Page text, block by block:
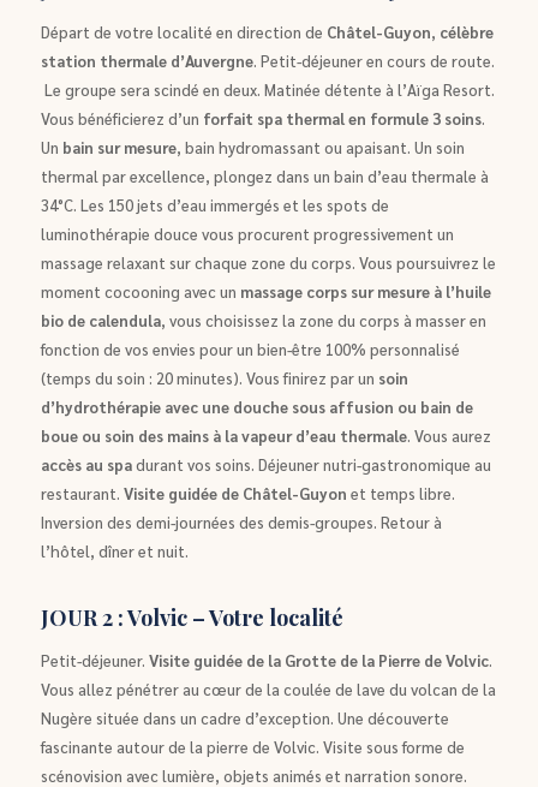
Départ de votre localité en direction de Châtel-Guyon, célèbre
station thermale d’Auvergne. Petit-déjeuner en cours de route.
Le groupe sera scindé en deux. Matinée détente à l’Aïga Resort.
Vous bénéficierez d’un forfait spa thermal en formule 3 soins.
Un bain sur mesure, bain hydromassant ou apaisant. Un soin
thermal par excellence, plongez dans un bain d’eau thermale à
34°C. Les 150 jets d’eau immergés et les spots de
luminothérapie douce vous procurent progressivement un
massage relaxant sur chaque zone du corps. Vous poursuivrez le
moment cocooning avec un massage corps sur mesure à l’huile
bio de calendula, vous choisissez la zone du corps à masser en
fonction de vos envies pour un bien-être 100% personnalisé
(temps du soin : 20 minutes). Vous finirez par un soin
d’hydrothérapie avec une douche sous affusion ou bain de
boue ou soin des mains à la vapeur d’eau thermale. Vous aurez
accès au spadurant vos soins. Déjeuner nutri-gastronomique au
restaurant. Visite guidée de Châtel-Guyon et temps libre.
Inversion des demi-journées des demis-groupes. Retour à
l’hôtel, dîner et nuit.
JOUR 2 : Volvic – Votre localité
Petit-déjeuner. Visite guidée de la Grotte de la Pierre de Volvic.
Vous allez pénétrer au cœur de la coulée de lave du volcan de la
Nugère située dans un cadre d’exception. Une découverte
fascinante autour de la pierre de Volvic. Visite sous forme de
scénovision avec lumière, objets animés et narration sonore.